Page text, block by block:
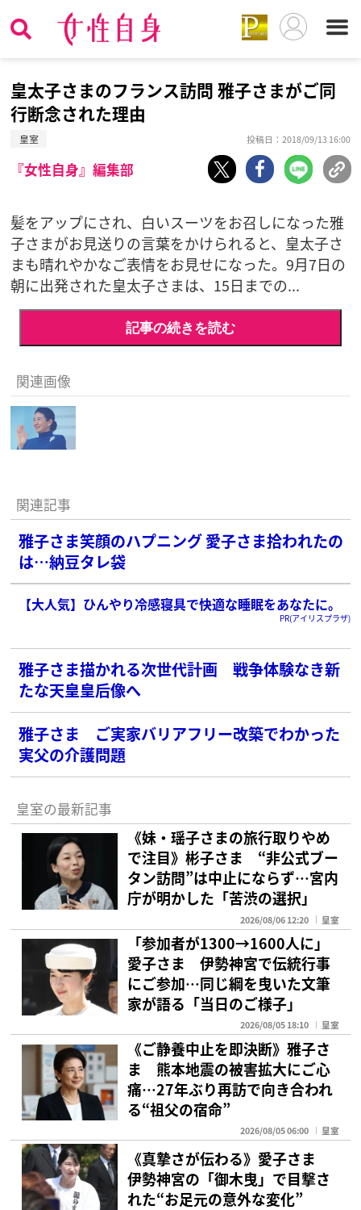
皇太子さまのフランス訪問 雅子さまがご同
行断念された理由
皇室 投稿日：2018/09/13 16:00
『女性自身』編集部
髪をアップにされ、白いスーツをお召しになった雅
子さまがお見送りの言葉をかけられると、皇太子さ
まも晴れやかなご表情をお見せになった。9月7日の
朝に出発された皇太子さまは、15日までの...
記事の続きを読む
関連画像
関連記事
雅子さま笑顔のハプニング 愛子さま拾われたの
は…納豆タレ袋
【大人気】ひんやり冷感寝具で快適な睡眠をあなたに。
PR(アイリスプラザ)
雅子さま描かれる次世代計画 戦争体験なき新
たな天皇皇后像へ
雅子さま ご実家バリアフリー改築でわかった
実父の介護問題
皇室の最新記事
《妹・瑶子さまの旅行取りやめ
で注目》彬子さま “非公式ブー
タン訪問”は中止にならず…宮内
庁が明かした「苦渋の選択」
2026/08/06 12:20 皇室
「参加者が1300→1600人に」
愛子さま 伊勢神宮で伝統行事
にご参加…同じ綱を曳いた文筆
家が語る「当日のご様子」
2026/08/05 18:10 皇室
《ご静養中止を即決断》雅子さ
ま 熊本地震の被害拡大にご心
痛…27年ぶり再訪で向き合われ
る“祖父の宿命”
2026/08/05 06:00 皇室
《真摯さが伝わる》愛子さま
伊勢神宮の「御木曳」で目撃さ
れた“お足元の意外な変化”